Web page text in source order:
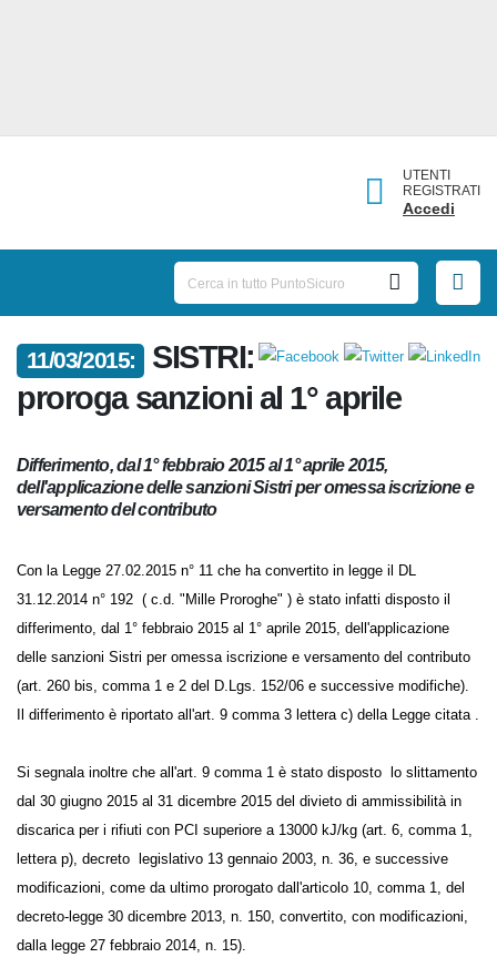
UTENTI
REGISTRATI
Accedi
11/03/2015:
SISTRI: proroga sanzioni al 1°
Differimento, dal 1° febbraio 2015 al 1° aprile 2015,
Con la Legge 27.02.2015 n° 11 che ha convertito in legge il DL
31.12.2014 n° 192 ( c.d. "Mille Proroghe" ) è stato infatti disposto il
differimento, dal 1° febbraio 2015 al 1° aprile 2015, dell'applicazione
delle sanzioni Sistri per omessa iscrizione e versamento del contributo
(art. 260 bis, comma 1 e 2 del D.Lgs. 152/06 e successive modifiche). Il
Si segnala inoltre che all'art. 9 comma 1 è stato disposto lo
slittamento dal 30 giugno 2015 al 31 dicembre 2015 del divieto di
ammissibilità in discarica per i rifiuti con PCI superiore a 13000 kJ/kg
(art. 6, comma 1, lettera p), decreto legislativo 13 gennaio 2003, n. 36, e
successive modificazioni, come da ultimo prorogato dall'articolo 10,
comma 1, del decreto-legge 30 dicembre 2013, n. 150, convertito, con